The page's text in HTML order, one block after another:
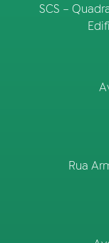
SCS –
Rua